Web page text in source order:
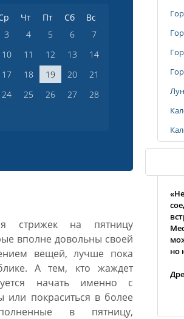
Чт Пт Сб
Вс
3 4 5 6
7
10 11 12 13
14
17 18 19 20
21
24 25 26 27
28
стрижек на пятницу
вполне довольны своей
вещей, лучше пока
А тем, кто жаждет
начать именно с
или покраситься в более
в пятницу,
но